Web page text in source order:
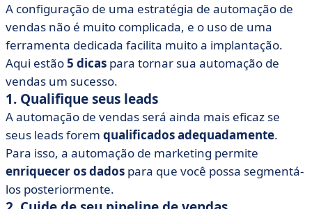
A configuração de uma estratégia de automação de
vendas não é muito complicada, e o uso de uma
ferramenta dedicada facilita muito a implantação.
Aqui estão5 dicas para tornar sua automação de
vendas um sucesso.
1. Qualifique seus leads
A automação de vendas será ainda mais eficaz se
seus leads forem qualificados adequadamente.
Para isso, a automação de marketing permite
enriquecer os dados para que você possa segmentá-
los posteriormente.